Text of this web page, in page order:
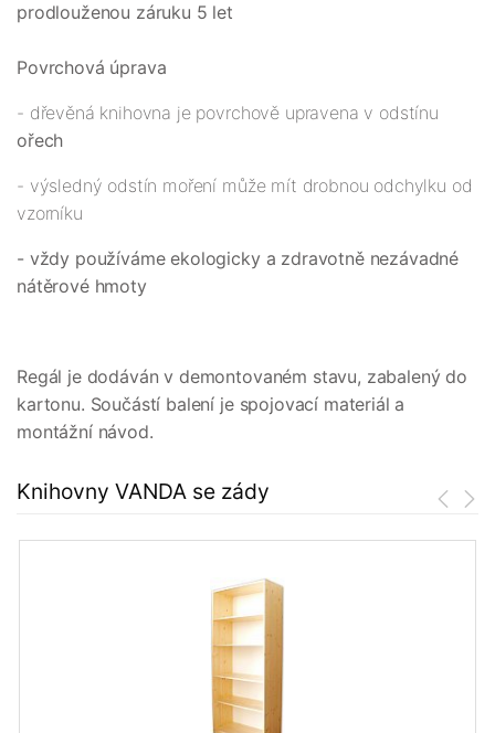
prodlouženou záruku 5 let
Povrchová úprava
- dřevěná knihovna je povrchově upravena v odstínu
ořech
- výsledný odstín moření může mít drobnou odchylku od
vzorníku
- vždy používáme ekologicky a zdravotně nezávadné
nátěrové hmoty
Regál je dodáván v demontovaném stavu, zabalený do
kartonu. Součástí balení je spojovací materiál a
montážní návod.
Knihovny VANDA se zády